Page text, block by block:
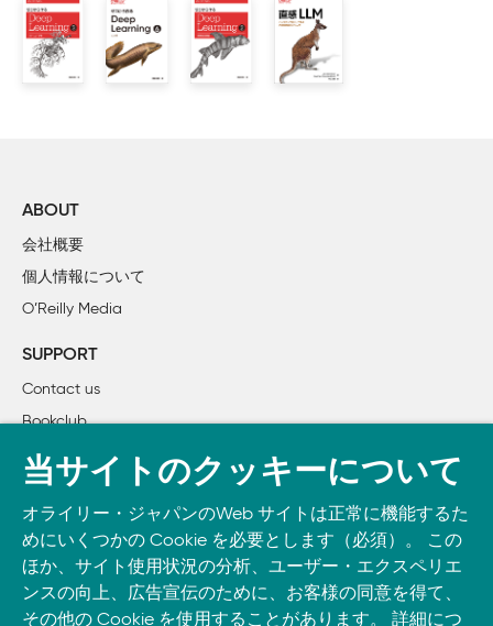
    1.5　身の回りにある正規分布
ステップ2　最尤推定
        2.2.1　身長データセットの読み込み
        2.2.2　正規分布による生成モデル
        2.3.1　尤度の最大化
        2.3.2　微分を使って最大値を探す
        2.4.1　新しいデータの生成
        2.4.2　確率の計算
ステップ3　多次元正規分布
    3.1　NumPyと多次元配列
        3.1.1　多次元配列
        3.1.2　NumPyの多次元配列
        3.1.3　要素ごとの演算
        3.1.4　ベクトルの内積と行列積
ABOUT
会社概要
個人情報について
O’Reilly Media
SUPPORT
Contact us
Bookclub
書籍注文
Take O’Reilly with you and learn anywhere, anytime on your
phone
and tablet.
当サイトのクッキーについて
オライリー・ジャパンのWeb サイトは正常に機能するた
めにいくつかの Cookie を必要とします（必須）。 この
ほか、サイト使用状況の分析、ユーザー・エクスペリエ
ンスの向上、広告宣伝のために、お客様の同意を得て、
その他の Cookie を使用することがあります。 詳細につ